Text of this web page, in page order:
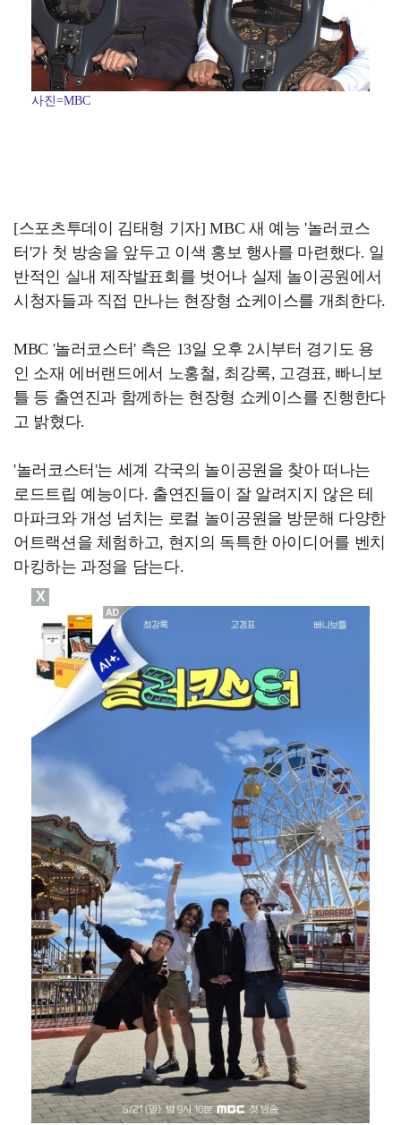
사진=MBC
[스포츠투데이 김태형 기자] MBC 새 예능 '놀러코스
터'가 첫 방송을 앞두고 이색 홍보 행사를 마련했다. 일
반적인 실내 제작발표회를 벗어나 실제 놀이공원에서
시청자들과 직접 만나는 현장형 쇼케이스를 개최한다.
MBC '놀러코스터' 측은 13일 오후 2시부터 경기도 용
인 소재 에버랜드에서 노홍철, 최강록, 고경표, 빠니보
틀 등 출연진과 함께하는 현장형 쇼케이스를 진행한다
고 밝혔다.
'놀러코스터'는 세계 각국의 놀이공원을 찾아 떠나는
로드트립 예능이다. 출연진들이 잘 알려지지 않은 테
마파크와 개성 넘치는 로컬 놀이공원을 방문해 다양한
어트랙션을 체험하고, 현지의 독특한 아이디어를 벤치
마킹하는 과정을 담는다.
X